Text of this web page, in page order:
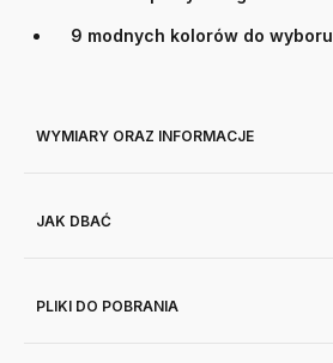
9 modnych kolorów do wyboru
WYMIARY ORAZ INFORMACJE
JAK DBAĆ
PLIKI DO POBRANIA